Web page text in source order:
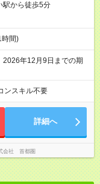
駅から徒歩5分
間)
年12月9日までの期
ンスキル不要
詳細へ
会社 首都圏